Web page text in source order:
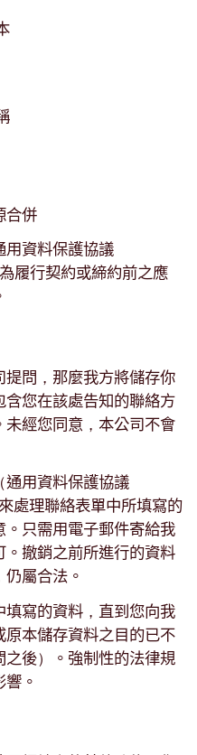
合併
用資料保護協議
履行契約或締約前之應
問，那麼我方將儲存你
您在該處告知的聯絡方
經您同意，本公司不會
用資料保護協議
處理聯絡表單中所填寫的
只需用電子郵件寄給我
撤銷之前所進行的資料
屬合法。
寫的資料，直到您向我
本儲存資料之目的已不
後）。強制性的法律規
。